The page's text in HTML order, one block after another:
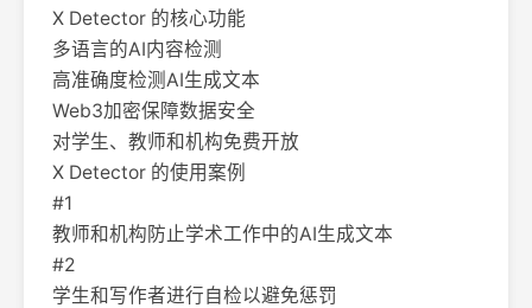
X Detector 的核心功能
多语言的AI内容检测
高准确度检测AI生成文本
Web3加密保障数据安全
对学生、教师和机构免费开放
X Detector 的使用案例
#1
教师和机构防止学术工作中的AI生成文本
#2
学生和写作者进行自检以避免惩罚